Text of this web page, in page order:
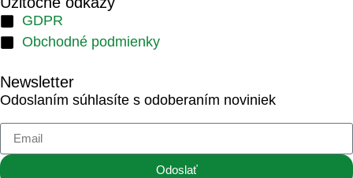
GDPR
Obchodné podmienky
Newsletter
Odoslaním súhlasíte s odoberaním noviniek
Odoslať